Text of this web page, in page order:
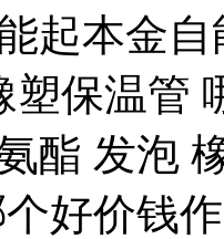
起本金
塑保温管
酯 发泡
好价钱